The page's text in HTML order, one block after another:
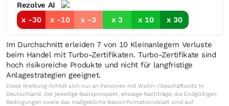
Rezolve AI
x -30
x -10 x -3 x 3 x 10 x 30
Im Durchschnitt erleiden 7 von 10 Kleinanlegern Verluste
beim Handel mit Turbo-Zertifikaten. Turbo-Zertifikate sind
hoch risikoreiche Produkte und nicht für langfristige
Anlagestrategien geeignet.
Diese Werbung richtet sich nur an Personen mit Wohn-/Geschäftssitz in
Deutschland. Der jeweilige Basisprospekt, etwaige Nachträge, die Endgültigen
Bedingungen sowie das maßgebliche Basisinformationsblatt sind auf